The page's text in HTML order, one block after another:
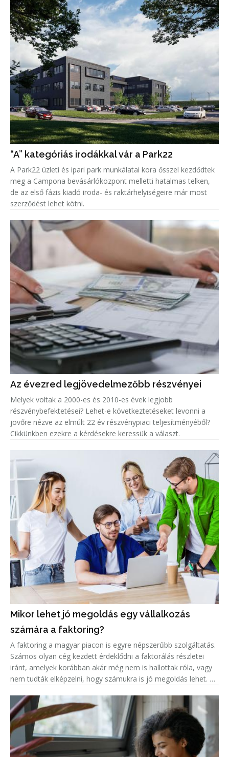
“A” kategóriás irodákkal vár a Park22
A Park22 üzleti és ipari park munkálatai kora ősszel kezdődtek
meg a Campona bevásárlóközpont melletti hatalmas telken,
de az első fázis kiadó iroda- és raktárhelyiségeire már most
szerződést lehet kötni.
Az évezred legjövedelmezőbb részvényei
Melyek voltak a 2000-es és 2010-es évek legjobb
részvénybefektetései? Lehet-e következtetéseket levonni a
jövőre nézve az elmúlt 22 év részvénypiaci teljesítményéből?
Cikkünkben ezekre a kérdésekre keressük a választ.
Mikor lehet jó megoldás egy vállalkozás
számára a faktoring?
A faktoring a magyar piacon is egyre népszerűbb szolgáltatás.
Számos olyan cég kezdett érdeklődni a faktorálás részletei
iránt, amelyek korábban akár még nem is hallottak róla, vagy
nem tudták elképzelni, hogy számukra is jó megoldás lehet. A